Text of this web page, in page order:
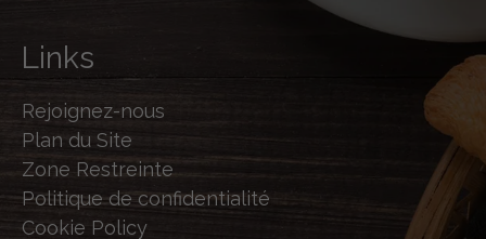
Links
Rejoignez-nous
Plan du Site
Zone Restreinte
Politique de confidentialité
Cookie Policy